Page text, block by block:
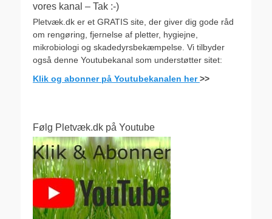
vores kanal – Tak :-)
Pletvæk.dk er et GRATIS site, der giver dig gode råd
om rengøring, fjernelse af pletter, hygiejne,
mikrobiologi og skadedyrsbekæmpelse. Vi tilbyder
også denne Youtubekanal som understøtter sitet:
Klik og abonner på Youtubekanalen her>>
Følg Pletvæk.dk på Youtube